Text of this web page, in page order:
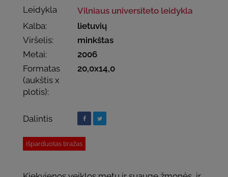
Leidykla
Vilniaus universiteto leidykla
Kalba:
lietuvių
Viršelis:
minkštas
Metai:
2006
Formatas
(aukštis x
plotis):
20,0x14,0
Dalintis
Išparduotas tiražas